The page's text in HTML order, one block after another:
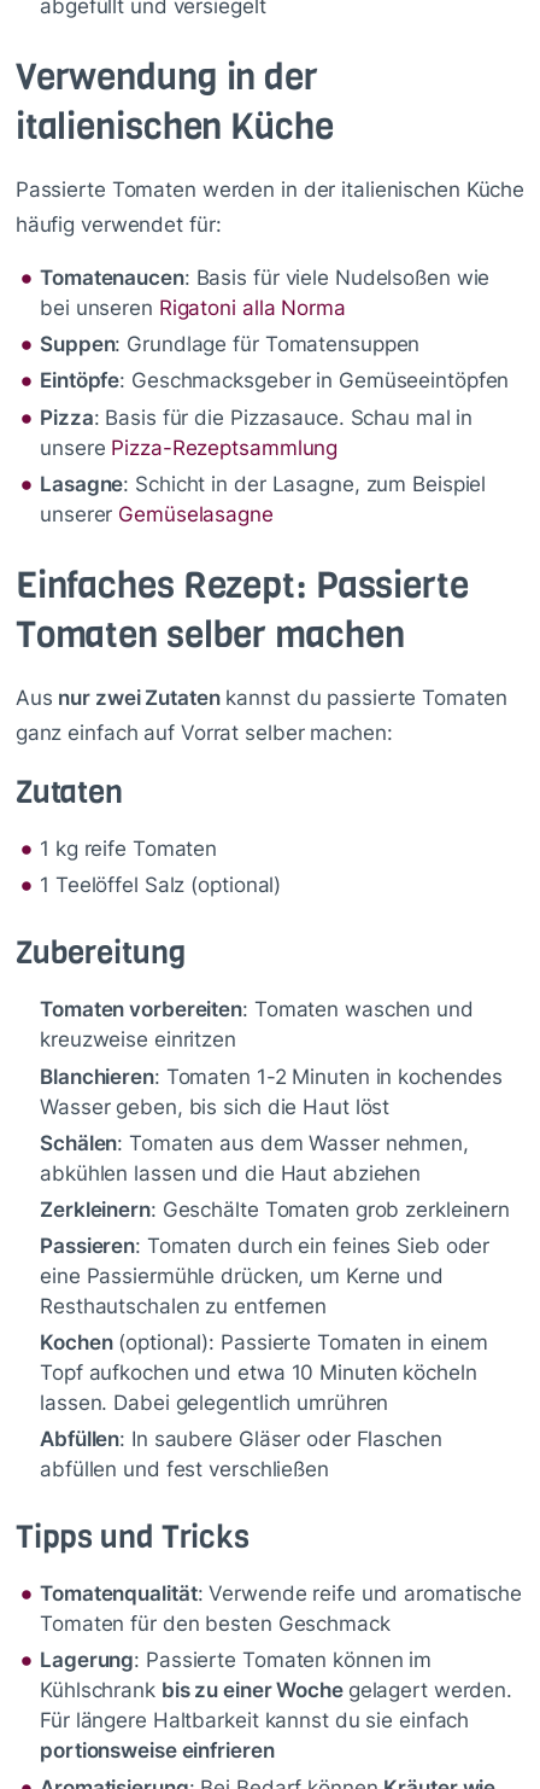
abgefüllt und versiegelt
Verwendung in der
italienischen Küche
Passierte Tomaten werden in der italienischen Küche
häufig verwendet für:
Tomatenaucen: Basis für viele Nudelsoßen wie
bei unseren Rigatoni alla Norma
Suppen: Grundlage für Tomatensuppen
Eintöpfe: Geschmacksgeber in Gemüseeintöpfen
Pizza: Basis für die Pizzasauce. Schau mal in
unsere Pizza-Rezeptsammlung
Lasagne: Schicht in der Lasagne, zum Beispiel
unserer Gemüselasagne
Einfaches Rezept: Passierte
Tomaten selber machen
Aus nur zwei Zutatenkannst du passierte Tomaten
ganz einfach auf Vorrat selber machen:
Zutaten
1 kg reife Tomaten
1 Teelöffel Salz (optional)
Zubereitung
Tomaten vorbereiten: Tomaten waschen und
kreuzweise einritzen
Blanchieren: Tomaten 1-2 Minuten in kochendes
Wasser geben, bis sich die Haut löst
Schälen: Tomaten aus dem Wasser nehmen,
abkühlen lassen und die Haut abziehen
Zerkleinern: Geschälte Tomaten grob zerkleinern
Passieren: Tomaten durch ein feines Sieb oder
eine Passiermühle drücken, um Kerne und
Resthautschalen zu entfernen
Kochen(optional): Passierte Tomaten in einem
Topf aufkochen und etwa 10 Minuten köcheln
lassen. Dabei gelegentlich umrühren
Abfüllen: In saubere Gläser oder Flaschen
abfüllen und fest verschließen
Tipps und Tricks
Tomatenqualität: Verwende reife und aromatische
Tomaten für den besten Geschmack
Lagerung: Passierte Tomaten können im
Kühlschrank bis zu einer Woche gelagert werden.
Für längere Haltbarkeit kannst du sie einfach
portionsweise einfrieren